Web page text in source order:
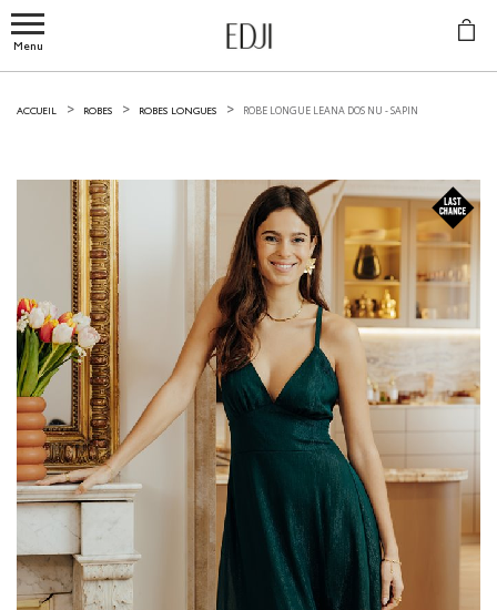
Menu
ACCUEIL ROBES ROBES LONGUES ROBE LONGUE LEANA DOS NU -SAPIN